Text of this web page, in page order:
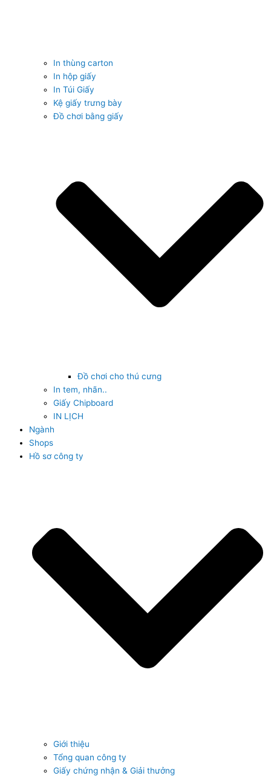
In thùng carton
In hộp giấy
In Túi Giấy
Kệ giấy trưng bày
Đồ chơi bằng giấy
Đồ chơi cho thú cưng
In tem, nhãn..
Giấy Chipboard
IN LỊCH
Ngành
Shops
Hồ sơ công ty
Giới thiệu
Tổng quan công ty
Giấy chứng nhận & Giải thưởng